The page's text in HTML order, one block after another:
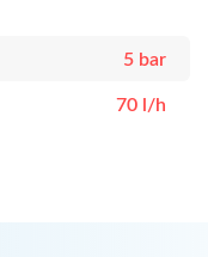
5 bar
70 l/h